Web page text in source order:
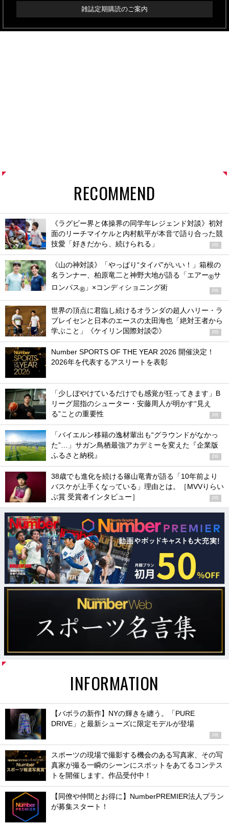
雑誌定期購読のご案内
RECOMMEND
《ラグビー界と体操界の同学年レジェンド対談》初対
面のリーチマイケルと内村航平が本音で語り合った競
技愛「好きだから、続けられる」
PR
《山の神対談》「やっぱり“タイパ”がいい！」箱根の
名ランナー、柏原竜二と神野大地が語る「エアー®サ
ロンパス® 」×コンディショニング術 PR
世界の頂点に君臨し続けるオランダの超人ハリー・ラ
ブレイセンと日本のエースの太田海也「絶対王者から
学ぶこと」《ケイリン国際対談②》
PR
Number SPORTS OF THE YEAR 2026 開催決定！
2026年を代表するアスリートを表彰
「少しぼやけているだけでも感覚が狂ってきます」B
リーグ屈指のシューター・安藤周人が明かす“見え
る”ことの重要性
PR
「バイエルン移籍の逸材輩出も“グラウンドがなかっ
た”…」サガン鳥栖最強アカデミーを変えた『企業版
ふるさと納税』
PR
38歳でも進化を続ける篠山竜青が語る「10年前より
バスケが上手くなっている」理由とは。［MVVりらい
ぶ賞 受賞者インタビュー］
PR
INFORMATION
【バボラの新作】NYの輝きを纏う。「PURE
DRIVE」と最新シューズに限定モデルが登場
PR
スポーツの現場で撮影する機会のある写真家、その写
真家が撮る一瞬のシーンにスポットをあてるコンテス
トを開催します。作品受付中！
【同僚や仲間とお得に】NumberPREMIER法人プラン
が募集スタート！